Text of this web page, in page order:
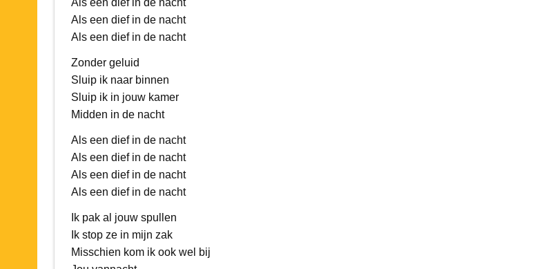
Als een dief in de nacht
Als een dief in de nacht
Zonder geluid
Sluip ik naar binnen
Sluip ik in jouw kamer
Midden in de nacht
Als een dief in de nacht
Als een dief in de nacht
Als een dief in de nacht
Als een dief in de nacht
Ik pak al jouw spullen
Ik stop ze in mijn zak
Misschien kom ik ook wel bij